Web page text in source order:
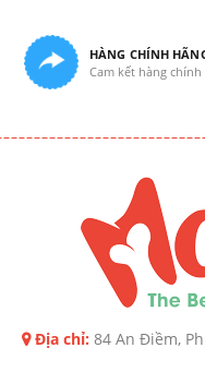
HÀNG CHÍNH
Cam kết hàng
Địa chỉ: 84 An Điềm,